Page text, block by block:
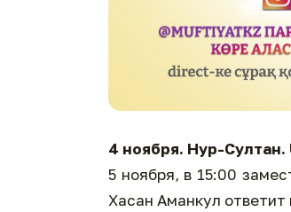
4 ноября. Нур-Султан.
5 ноября, в 15:00
Хасан Аманкул